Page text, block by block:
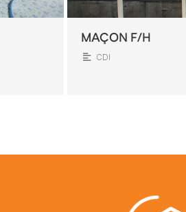
MAÇON F/H
CDI